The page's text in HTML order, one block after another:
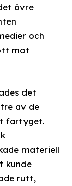
övre
och
mot
det
av de
fartyget.
materiell
kunde
rutt,